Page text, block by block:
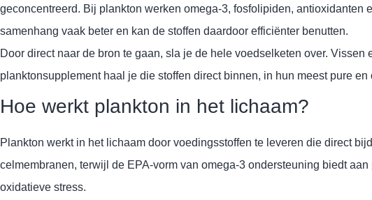
geconcentreerd. Bij plankton werken omega-3, fosfolipiden,
samenhang vaak beter en kan de stoffen daardoor efficiënter benutten.
Door direct naar de bron te gaan, sla je de hele voedselketen over.
planktonsupplement haal je die stoffen direct binnen, in hun meest pure en
Hoe werkt plankton in het lichaam?
Plankton werkt in het lichaam door voedingsstoffen te leveren die direct
celmembranen, terwijl de EPA-vorm van omega-3 ondersteuning biedt
oxidatieve stress.